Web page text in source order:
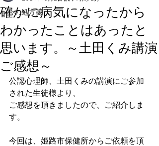
心の処方箋
確かに病気になったから
わかったことはあったと
思います。～土田くみ講演
ご感想～
公認心理師、土田くみの講演にご参加
された生徒様より、
ご感想を頂きましたので、ご紹介しま
す。
今回は、姫路市保健所からご依頼を頂